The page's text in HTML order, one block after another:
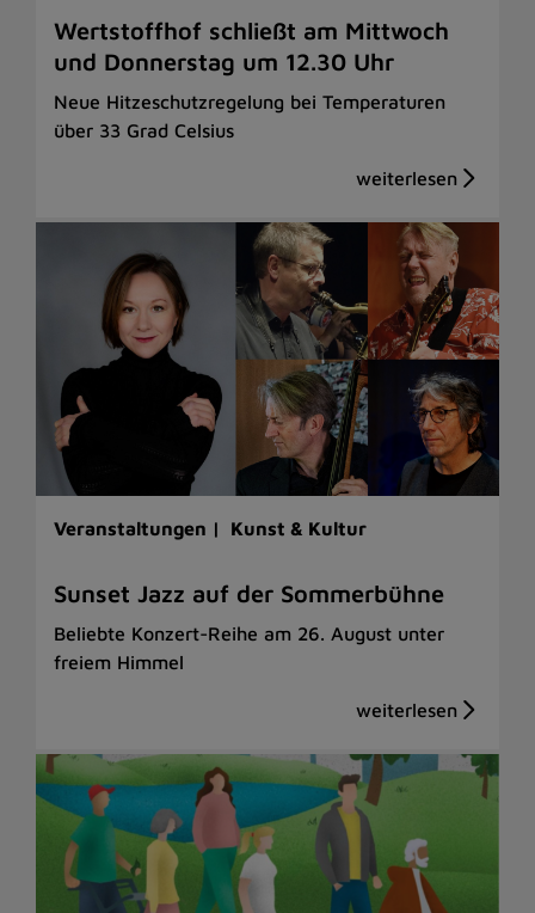
Wertstoffhof schließt am Mittwoch
und Donnerstag um 12.30 Uhr
Neue Hitzeschutzregelung bei Temperaturen
über 33 Grad Celsius
Veranstaltungen | Kunst & Kultur
Sunset Jazz auf der Sommerbühne
Beliebte Konzert-Reihe am 26. August unter
freiem Himmel